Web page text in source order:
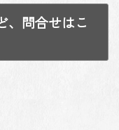
、問合せはこ